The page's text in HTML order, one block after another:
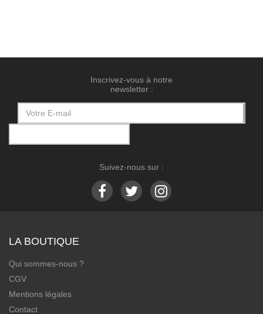
Inscrivez-vous à notre
newsletter :
Suivez-nous sur :
LA BOUTIQUE
Qui sommes-nous ?
CGV
Mentions légales
Contact